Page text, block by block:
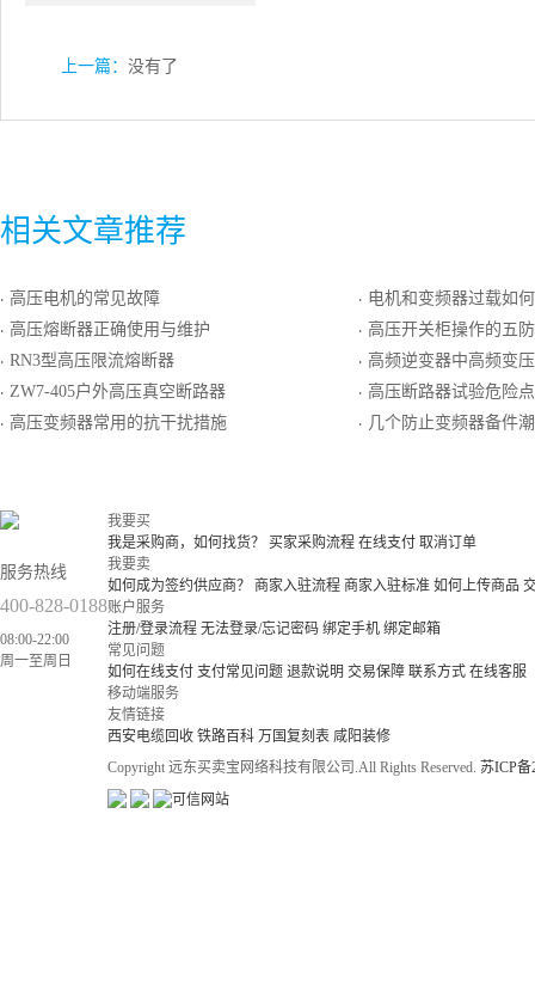
上一篇： 没有了
相关文章推荐
· 高压电机的常见故障
· 高压熔断器正确使用与维护
· RN3型高压限流熔断器
· ZW7-405户外高压真空断路器
· 高压变频器常用的抗干扰措施
· 电机和变频器过载如
· 高压开关柜操作的五
· 高频逆变器中高频变压
· 高压断路器试验危险点
· 几个防止变频器备件潮
服务热线
400-828-0188
08:00-22:00
周一至周日
我要买
我是采购商，如何找货？
买家采购流程 在线支付 取消订单
我要卖
如何成为签约供应商？
商家入驻流程 商家入驻标准 如何上传商品
账户服务
注册/登录流程 无法登录/忘记密码 绑定手机 绑定邮箱
常见问题
如何在线支付 支付常见问题 退款说明 交易保障 联系方式 在线客服
移动端服务
友情链接
西安电缆回收 铁路百科 万国复刻表 咸阳装修
Copyright 远东买卖宝网络科技有限公司.All Rights Reserved. 苏ICP备